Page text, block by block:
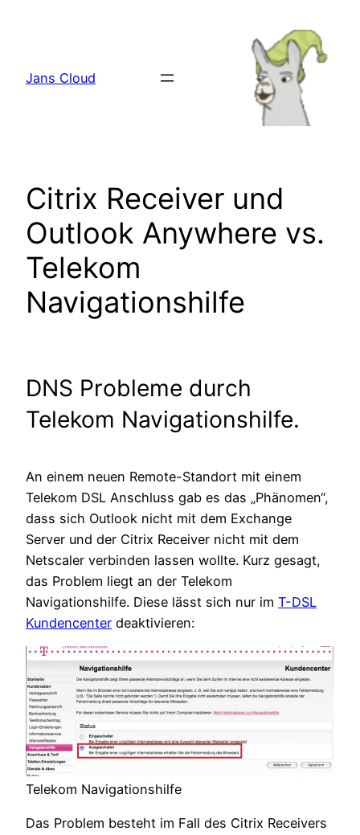
Jans Cloud
Citrix Receiver und
Outlook Anywhere vs.
Telekom
Navigationshilfe
DNS Probleme durch
Telekom Navigationshilfe.
An einem neuen Remote-Standort mit einem
Telekom DSL Anschluss gab es das „Phänomen“,
dass sich Outlook nicht mit dem Exchange
Server und der Citrix Receiver nicht mit dem
Netscaler verbinden lassen wollte. Kurz gesagt,
das Problem liegt an der Telekom
Navigationshilfe. Diese lässt sich nur im T-DSL
Kundencenter deaktivieren:
Telekom Navigationshilfe
Das Problem besteht im Fall des Citrix Receivers